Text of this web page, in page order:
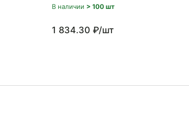
В наличии > 100 шт
1 834.30 ₽/шт